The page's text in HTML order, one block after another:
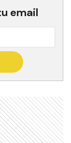
email